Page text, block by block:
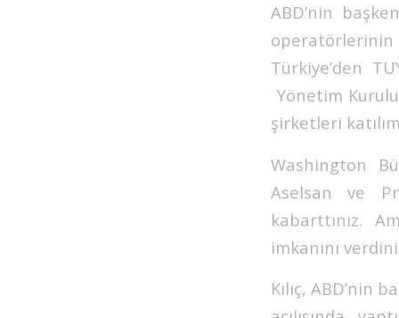
ABD’nin
operatörlerinin
Türkiye’den
Yönetim
şirketleri
Washington
Aselsan ve
kabarttınız.
imkanını
Kılıç, ABD’nin